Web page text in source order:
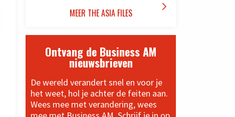
MEER THE ASIA FILES 
Ontvang de Business AM
nieuwsbrieven
De wereld verandert snel en voor je
het weet, hol je achter de feiten aan.
Wees mee met verandering, wees